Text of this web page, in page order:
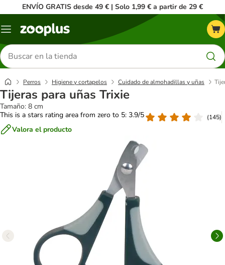
ENVÍO GRATIS desde 49 € | Solo 1,99 € a partir de 29 €
Menú
Buscar
productos
Perros Higiene y cortapelos Cuidado de almohadillas y uñas
Tijeras para uñas Trixie
Tamaño: 8 cm
This is a stars rating area from zero to 5: 3.9/5
(145)
Valora el producto